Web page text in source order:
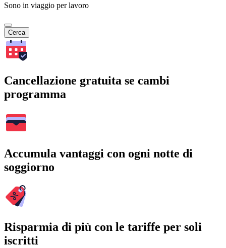
Sono in viaggio per lavoro
Cerca
Cancellazione gratuita se cambi
programma
Accumula vantaggi con ogni notte di
soggiorno
Risparmia di più con le tariffe per soli
iscritti